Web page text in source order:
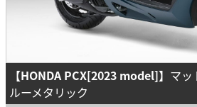
【HONDA PCX[2023 model]】 マッ
ルーメタリック